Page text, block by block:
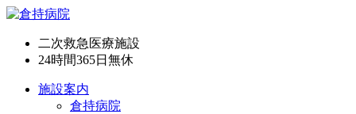
二次救急医療施設
24時間365日 無休
施設案内
倉持病院